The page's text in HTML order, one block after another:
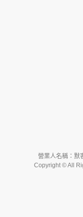
營業人名稱：默
Copyright © All